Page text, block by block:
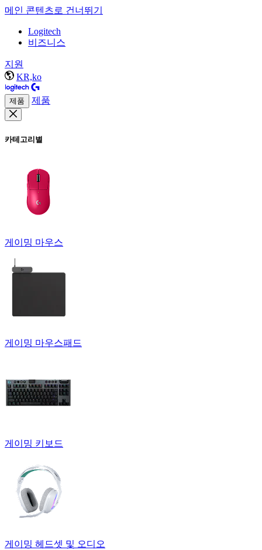
메인 콘텐츠로 건너뛰기
Logitech
비즈니스
지원
KR,ko
제품 제품
카테고리별
게이밍 마우스
게이밍 마우스패드
게이밍 키보드
게이밍 헤드셋 및 오디오